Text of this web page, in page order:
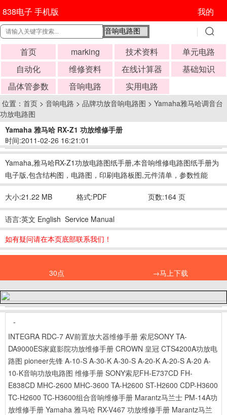
838电子 手机版 我的
首页 marking 技术资料
单元电路
自动化
维修资料 在线计算器
基础知识
晶体管参数
音响电路 实用电路
位置： 首页 > 音响电路 > 品牌功放音响电路图 > Yamaha雅马哈调音台
功放电路图
Yamaha 雅马哈 RX-Z1 功放维修手册
时间:2011-02-26 16:21:01
Yamaha,雅马哈RX-Z1功放电路图纸手册,本音响维修电路图纸手册为
电子版,包含结构图，电路图，印刷电路板图,元件清单，参数性能
大小:21.22 MB 格式:PDF 页数:164 页
语言:英文 English Service Manual
如有疑问请在本页底部联系我们！
30点 →马上下载
-
INTEGRA RDC-7 AV前置放大器维修手册 索尼SONY TA-
DA9000ES家庭影院功放维修手册 CROWN 皇冠 CTS4200A功放电
路图 pioneer先锋 A-10-S A-30-K A-30-S A-20-K A-20-S A-20 A-
10-K音响功放电路图 维修手册 SONY索尼FH-E737CD FH-
E838CD MHC-2600 MHC-3600 TA-H2600 ST-H2600 CDP-H3600
TC-H2600 TC-H3600组合音响维修手册 Marantz马兰士 PM-14A功
放维修手册 Yamaha 雅马哈 RX-V467 功放维修手册 Marantz马兰